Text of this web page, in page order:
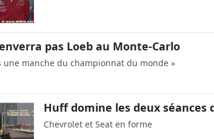
pas Loeb au Monte-Carlo
une manche du championnat du monde »
Huff domine les deux séances
Chevrolet et Seat en forme